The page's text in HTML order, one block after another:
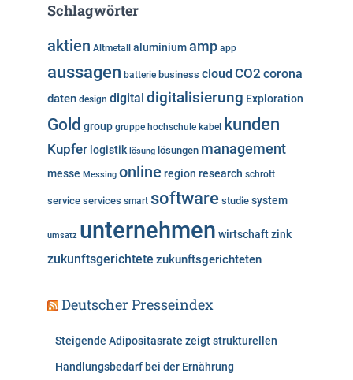
g
r
i
n
Schlagwörter
aktien Altmetall aluminiumamp app
aussagen batterie business cloud CO2 corona
daten design digital digitalisierung Exploration
Gold group gruppe hochschule kabel kunden
Kupfer logistik lösung lösungen management
messe Messing online region research schrott
service services smart software studie system
umsatz unternehmen wirtschaftzink
zukunftsgerichtete zukunftsgerichteten
Deutscher Presseindex
Steigende Adipositasrate zeigt strukturellen
Handlungsbedarf bei der Ernährung